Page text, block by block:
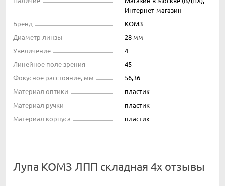
Интернет-магазин
Бренд
КОМЗ
Диаметр линзы
28 мм
Увеличение
4
Линейное поле зрения
45
Фокусное расстояние, мм
56,36
Материал оптики
пластик
Материал ручки
пластик
Материал корпуса
пластик
Лупа КОМЗ ЛПП складная 4х отзывы